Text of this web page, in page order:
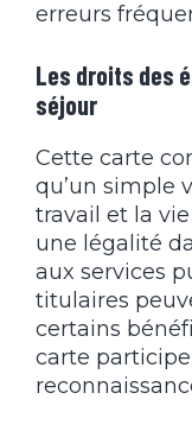
erreurs
Les droits des
séjour
Cette carte
qu’un simple
travail et la
une légalité
aux services
titulaires
certains
carte